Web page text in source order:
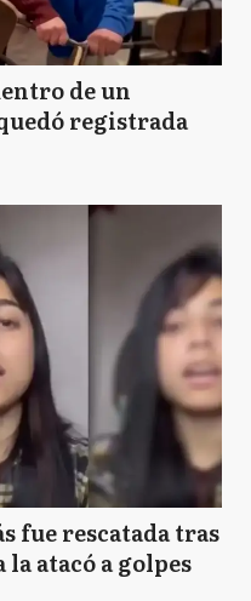
de un
registrada
fue rescatada tras
atacó a golpes